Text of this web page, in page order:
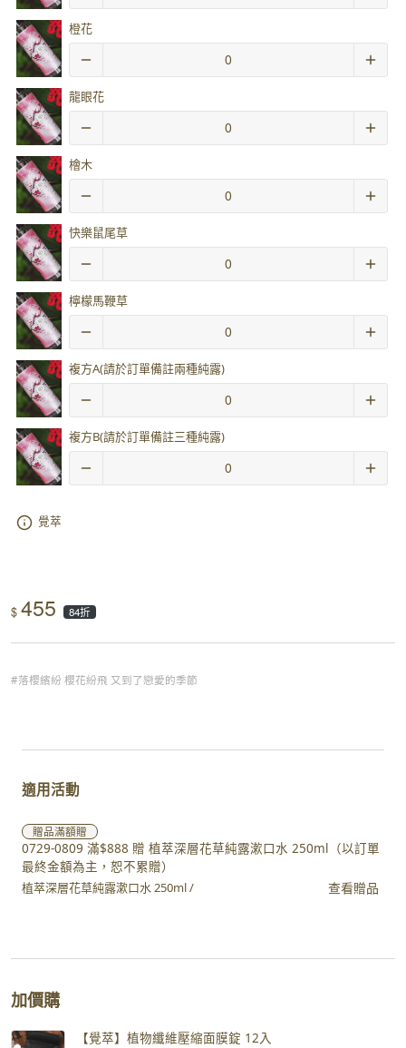
橙花
龍眼花
檜木
快樂鼠尾草
檸檬馬鞭草
複方A(請於訂單備註兩種純露)
複方B(請於訂單備註三種純露)
覺萃
$ 455 84折
#落櫻繽紛 櫻花紛飛 又到了戀愛的季節
適用活動
贈品滿額贈
0729-0809 滿$888 贈 植萃深層花草純露漱口水 250ml（以訂單
最終金額為主，恕不累贈）
植萃深層花草純露漱口水 250ml /
查看贈品
加價購
【覺萃】植物纖維壓縮面膜錠 12入